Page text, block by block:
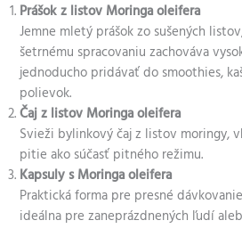
Prášok z listov Moringa oleifera
Jemne mletý prášok zo sušených
šetrnému spracovaniu zachováva
jednoducho pridávať do smoothies,
polievok.
Čaj z listov Moringa oleifera
Svieži bylinkový čaj z listov moringy,
pitie ako súčasť pitného režimu.
Kapsuly s Moringa oleifera
Praktická forma pre presné
ideálna pre zaneprázdnených ľudí